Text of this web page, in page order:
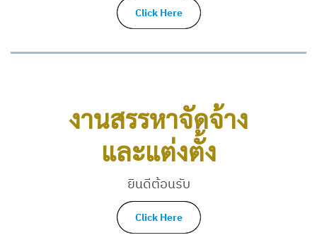
Click Here
งานสรรหาจัดจ้าง
และแต่งตั้ง
ยินดีต้อนรับ
Click Here